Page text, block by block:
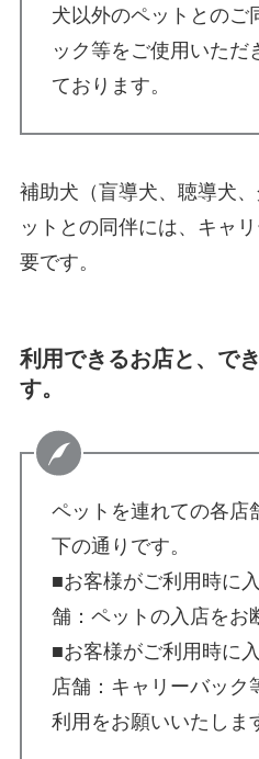
犬以外のペットとのご
ック等をご使用いただ
ております。
補助犬（盲導犬、聴導犬
ットとの同伴には、キャ
要です。
利用できるお店と、で
す。
ペットを連れての各店
下の通りです。
■お客様がご利用時に
舗：ペットの入店をお
■お客様がご利用時に
店舗：キャリーバック
利用をお願いいたしま